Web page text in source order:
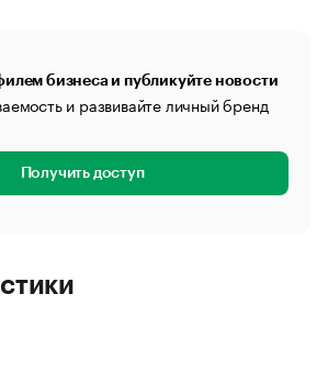
бизнеса и публикуйте новости
и развивайте личный бренд
Получить доступ